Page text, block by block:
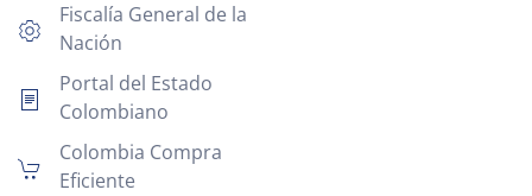
Fiscalía General de la
Nación
Portal del Estado
Colombiano
Colombia Compra
Eficiente